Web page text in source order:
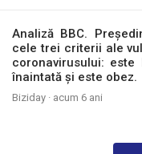
Analiză BBC.
cele trei criterii ale
coronavirusului:
înaintată și este obez.
Biziday · acum 6 ani